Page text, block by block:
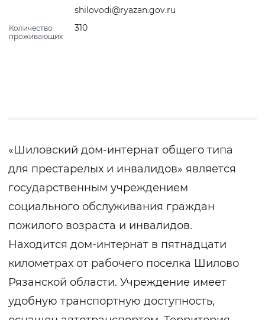
shilovodi@ryazan.gov.ru
Количество
проживающих
310
«Шиловский дом-интернат общего типа
для престарелых и инвалидов» является
государственным учреждением
социального обслуживания граждан
пожилого возраста и инвалидов.
Находится дом-интернат в пятнадцати
километрах от рабочего поселка Шилово
Рязанской области. Учреждение имеет
удобную транспортную доступность,